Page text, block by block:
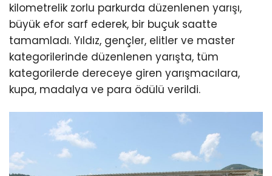
kilometrelik zorlu parkurda düzenlenen yarışı,
büyük efor sarf ederek, bir buçuk saatte
tamamladı. Yıldız, gençler, elitler ve master
kategorilerinde düzenlenen yarışta, tüm
kategorilerde dereceye giren yarışmacılara,
kupa, madalya ve para ödülü verildi.